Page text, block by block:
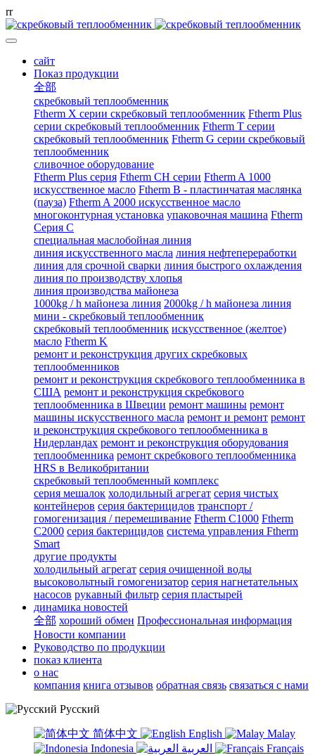
rr
сайт
Показ продукции
全部
скребковый теплообменник
Ftherm X серии скребковый теплообменник Ftherm Plus
серии скребковый теплообменник Ftherm T серии
скребковый теплообменник Ftherm G серии скребковый
теплообменник
сливочное оборудование
Ftherm Plus серия Ftherm CH серии Ftherm A 1000
искусственное масло Ftherm B - пластинчатая маслянка
(пауза) Ftherm A 2000 искусственное масло
многоконтурная установка упаковочная машина Ftherm
Серия C
специальная маслобойная линия
линия искусственного масла линия нефтепереработки
линия для срочной сварки линия быстрого охлаждения
линия по производству хлопья
линия производства майонеза
1000kg / h майонеза линия 2000kg / h майонеза линия
мини - скребковый теплообменник
скребковый теплообменник искусственное (желтое)
масло Ftherm K
ремонт и реконструкция других скребковых
теплообменников
ремонт и реконструкция скребкового теплообменника в
США ремонт и реконструкция скребкового
теплообменника в Швеции ремонт машины ремонт
машины искусственного масла ремонт и ремонт ремонт
и реконструкция скребкового теплообменника в
Нидерландах ремонт и реконструкция оборудования
теплообменника ремонт скребкового теплообменника
HRS в Великобритании
скребковый теплообменный комплекс
серия мешалок холодильный агрегат серия чистых
контейнеров серия бактерицидов транспорт /
гомогенизация / перемешивание Ftherm C1000 Ftherm
C2000 серия бактерицидов система управления Ftherm
Smart
другие продукты
холодильный агрегат серия очищенной воды
высоковольтный гомогенизатор серия нагнетательных
насосов рукавный фильтр серия пластырей
динамика новостей
全部 хороший обмен Профессиональная информация
Новости компании
Руководство по продукции
показ клиента
о нас
компания книга отзывов обратная связь связаться с нами
Русский
简体中文 English
Malay
Indonesia
Français